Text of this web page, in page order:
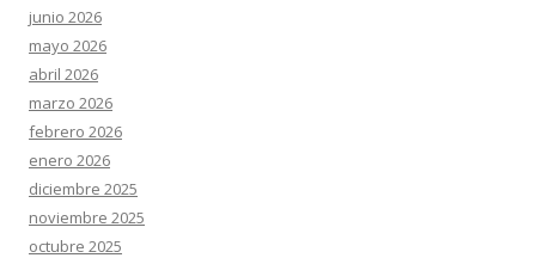
junio 2026
mayo 2026
abril 2026
marzo 2026
febrero 2026
enero 2026
diciembre 2025
noviembre 2025
octubre 2025